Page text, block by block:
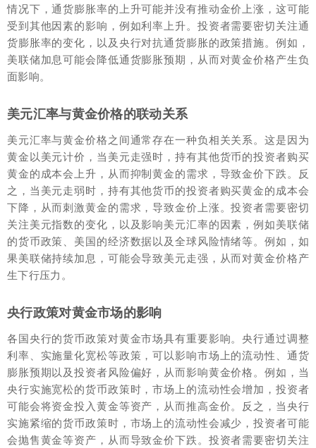
情况下，通货膨胀率的上升可能并没有推动金价上涨，这可能
受到其他因素的影响，例如利率上升。投资者需要密切关注通
货膨胀率的变化，以及央行对抗通货膨胀的政策措施。例如，
美联储加息可能会降低通货膨胀预期，从而对黄金价格产生负
面影响。
美元汇率与黄金价格的联动关系
美元汇率与黄金价格之间通常存在一种负相关关系。这是因为
黄金以美元计价，当美元走强时，持有其他货币的投资者购买
黄金的成本会上升，从而抑制黄金的需求，导致金价下跌。反
之，当美元走弱时，持有其他货币的投资者购买黄金的成本会
下降，从而刺激黄金的需求，导致金价上涨。投资者需要密切
关注美元指数的变化，以及影响美元汇率的因素，例如美联储
的货币政策、美国的经济数据以及全球风险情绪等。例如，如
果美联储持续加息，可能会导致美元走强，从而对黄金价格产
生下行压力。
央行政策对黄金市场的影响
各国央行的货币政策对黄金市场具有重要影响。央行通过调整
利率、实施量化宽松等政策，可以影响市场上的流动性、通货
膨胀预期以及投资者风险偏好，从而影响黄金价格。例如，当
央行实施宽松的货币政策时，市场上的流动性会增加，投资者
可能会将资金投入黄金等资产，从而推高金价。反之，当央行
实施紧缩的货币政策时，市场上的流动性会减少，投资者可能
会抛售黄金等资产，从而导致金价下跌。投资者需要密切关注